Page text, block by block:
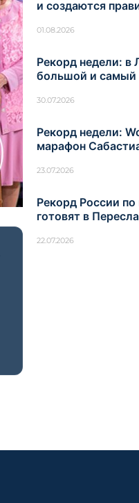
и создаются
01.08.2026
Рекорд недели: в
большой и самый
30.07.2026
Рекорд недели:
марафон
23.07.2026
Рекорд России
готовят в
22.07.2026